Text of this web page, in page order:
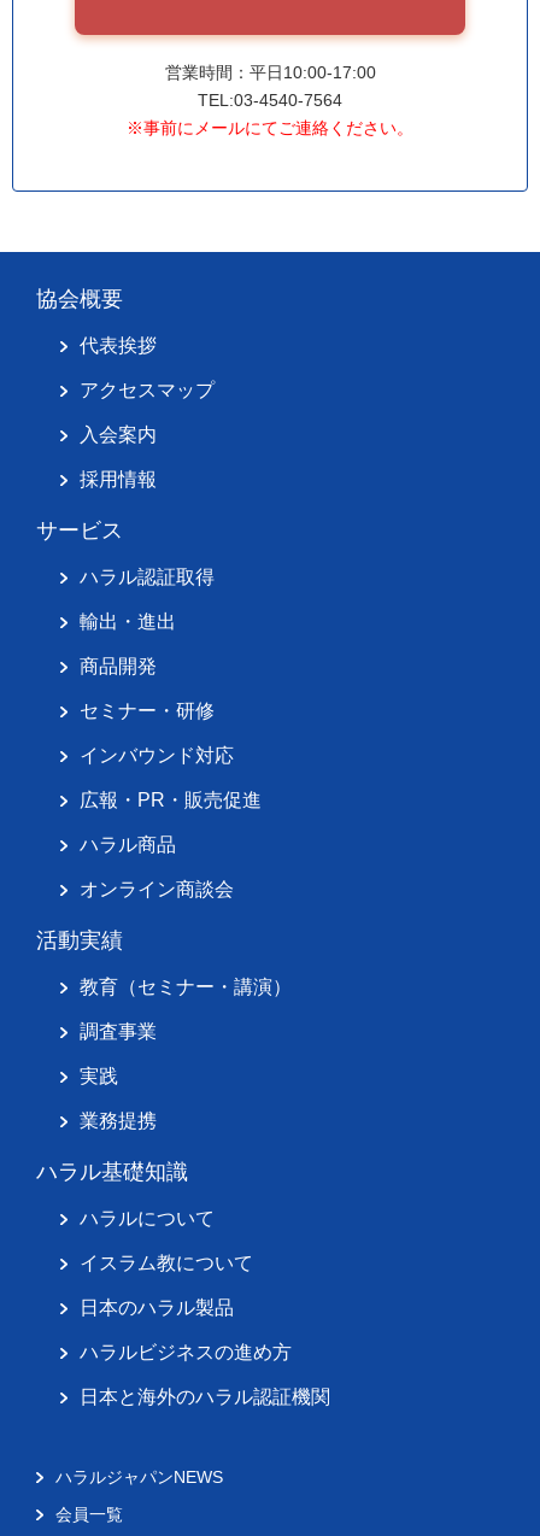
営業時間：平日10:00-17:00
TEL:03-4540-7564
※事前にメールにてご連絡ください。
協会概要
代表挨拶
アクセスマップ
入会案内
採用情報
サービス
ハラル認証取得
輸出・進出
商品開発
セミナー・研修
インバウンド対応
広報・PR・販売促進
ハラル商品
オンライン商談会
活動実績
教育（セミナー・講演）
調査事業
実践
業務提携
ハラル基礎知識
ハラルについて
イスラム教について
日本のハラル製品
ハラルビジネスの進め方
日本と海外のハラル認証機関
ハラルジャパンNEWS
会員一覧